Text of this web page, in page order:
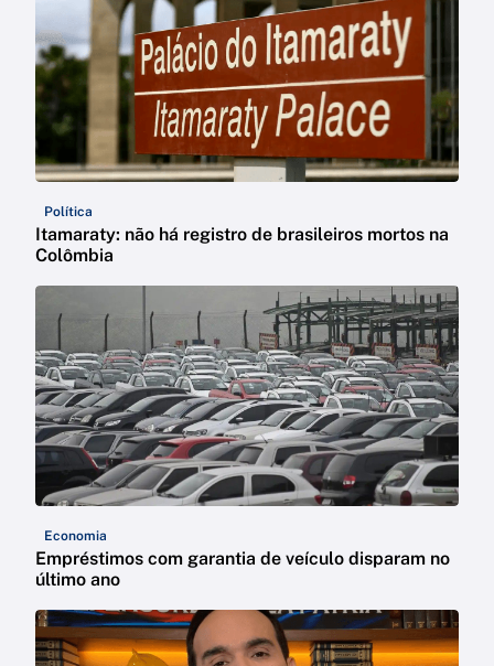
Política
Itamaraty: não há registro de brasileiros mortos na
Colômbia
Economia
Empréstimos com garantia de veículo disparam no
último ano